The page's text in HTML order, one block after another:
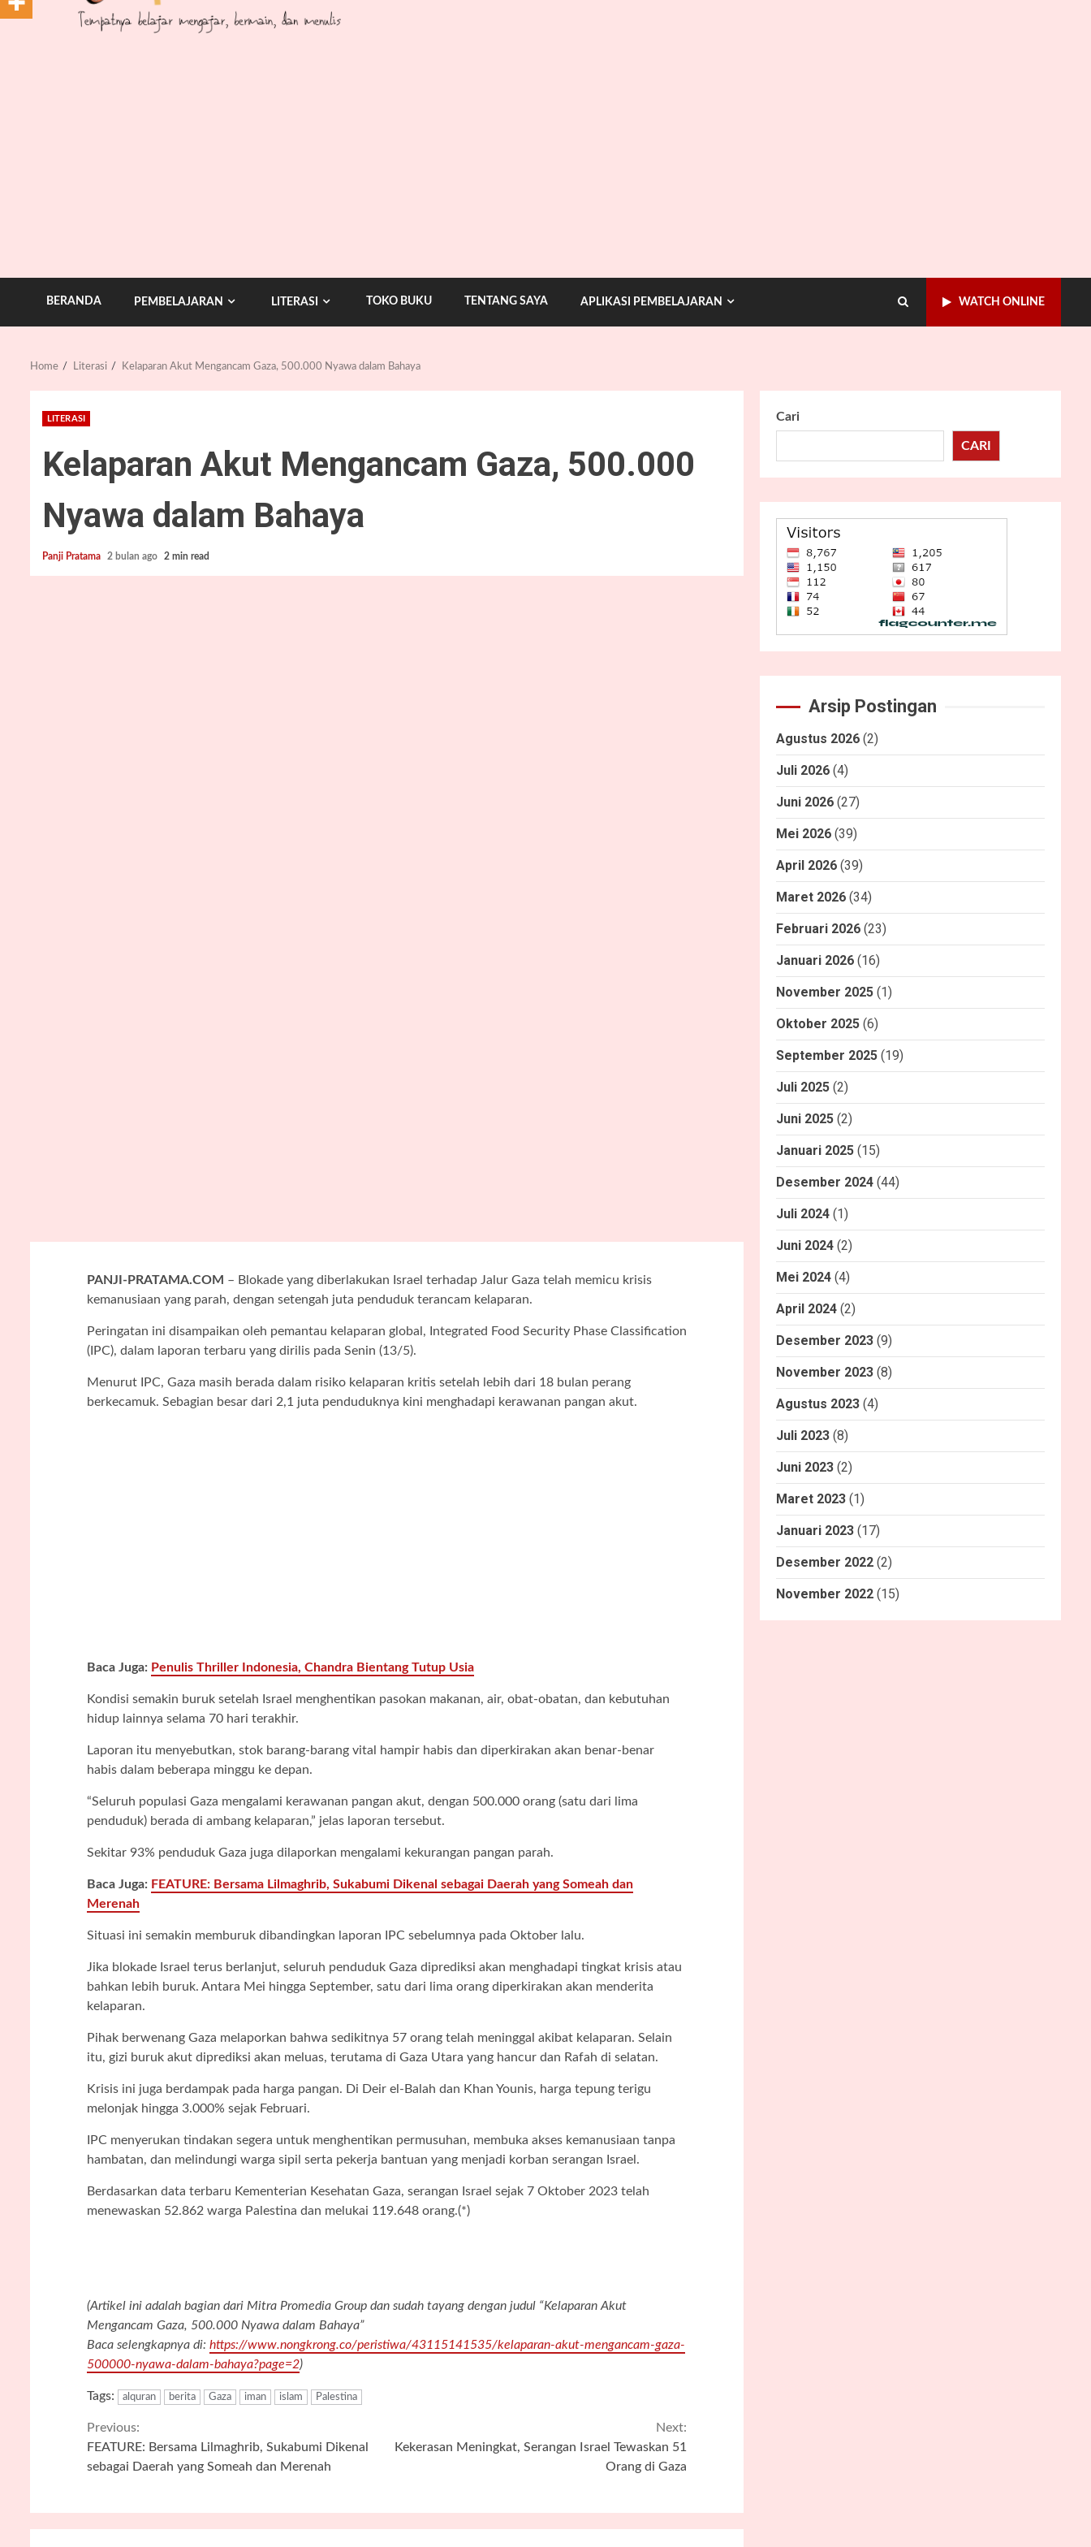
BERANDA PEMBELAJARAN LITERASI TOKO BUKU TENTANG SAYA APLIKASI PEMBELAJARAN WATCH ONLINE
Home Literasi Kelaparan Akut Mengancam Gaza, 500.000 Nyawa dalam Bahaya
LITERASI
Kelaparan Akut Mengancam Gaza, 500.000
Nyawa dalam Bahaya
Panji Pratama 2 bulan ago 2 min read
PANJI-PRATAMA.COM – Blokade yang diberlakukan Israel terhadap Jalur Gaza telah memicu krisis
kemanusiaan yang parah, dengan setengah juta penduduk terancam kelaparan.
Peringatan ini disampaikan oleh pemantau kelaparan global, Integrated Food Security Phase Classification
(IPC), dalam laporan terbaru yang dirilis pada Senin (13/5).
Menurut IPC, Gaza masih berada dalam risiko kelaparan kritis setelah lebih dari 18 bulan perang
berkecamuk. Sebagian besar dari 2,1 juta penduduknya kini menghadapi kerawanan pangan akut.
Baca Juga: Penulis Thriller Indonesia, Chandra Bientang Tutup Usia
Kondisi semakin buruk setelah Israel menghentikan pasokan makanan, air, obat-obatan, dan kebutuhan
hidup lainnya selama 70 hari terakhir.
Laporan itu menyebutkan, stok barang-barang vital hampir habis dan diperkirakan akan benar-benar
habis dalam beberapa minggu ke depan.
“Seluruh populasi Gaza mengalami kerawanan pangan akut, dengan 500.000 orang (satu dari lima
penduduk) berada di ambang kelaparan,” jelas laporan tersebut.
Sekitar 93% penduduk Gaza juga dilaporkan mengalami kekurangan pangan parah.
Baca Juga: FEATURE: Bersama Lilmaghrib, Sukabumi Dikenal sebagai Daerah yang Someah dan
Merenah
Situasi ini semakin memburuk dibandingkan laporan IPC sebelumnya pada Oktober lalu.
Jika blokade Israel terus berlanjut, seluruh penduduk Gaza diprediksi akan menghadapi tingkat krisis atau
bahkan lebih buruk. Antara Mei hingga September, satu dari lima orang diperkirakan akan menderita
kelaparan.
Pihak berwenang Gaza melaporkan bahwa sedikitnya 57 orang telah meninggal akibat kelaparan. Selain
itu, gizi buruk akut diprediksi akan meluas, terutama di Gaza Utara yang hancur dan Rafah di selatan.
Krisis ini juga berdampak pada harga pangan. Di Deir el-Balah dan Khan Younis, harga tepung terigu
melonjak hingga 3.000% sejak Februari.
IPC menyerukan tindakan segera untuk menghentikan permusuhan, membuka akses kemanusiaan tanpa
hambatan, dan melindungi warga sipil serta pekerja bantuan yang menjadi korban serangan Israel.
Berdasarkan data terbaru Kementerian Kesehatan Gaza, serangan Israel sejak 7 Oktober 2023 telah
menewaskan 52.862 warga Palestina dan melukai 119.648 orang.(*)
(Artikel ini adalah bagian dari Mitra Promedia Group dan sudah tayang dengan judul “Kelaparan Akut
Mengancam Gaza, 500.000 Nyawa dalam Bahaya”
Baca selengkapnya di: https://www.nongkrong.co/peristiwa/43115141535/kelaparan-akut-mengancam-gaza-
500000-nyawa-dalam-bahaya?page=2)
Tags: alquran berita Gaza iman islam Palestina
Continue
Reading
Previous:
FEATURE: Bersama Lilmaghrib, Sukabumi Dikenal
sebagai Daerah yang Someah dan Merenah
Next:
Kekerasan Meningkat, Serangan Israel Tewaskan 51
Orang di Gaza
Cari
CARI
Arsip Postingan
Agustus 2026 (2)
Juli 2026 (4)
Juni 2026 (27)
Mei 2026 (39)
April 2026 (39)
Maret 2026 (34)
Februari 2026 (23)
Januari 2026 (16)
November 2025 (1)
Oktober 2025 (6)
September 2025 (19)
Juli 2025 (2)
Juni 2025 (2)
Januari 2025 (15)
Desember 2024 (44)
Juli 2024 (1)
Juni 2024 (2)
Mei 2024 (4)
April 2024 (2)
Desember 2023 (9)
November 2023 (8)
Agustus 2023 (4)
Juli 2023 (8)
Juni 2023 (2)
Maret 2023 (1)
Januari 2023 (17)
Desember 2022 (2)
November 2022 (15)